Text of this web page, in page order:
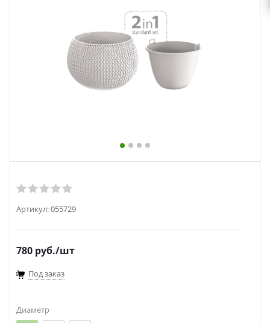
Артикул:055729
780 руб./шт
Под заказ
Диаметр